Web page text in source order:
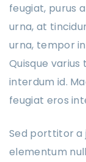
feugiat, purus
urna, at
urna, tempor
Quisque varius
interdum id.
feugiat eros
Sed porttitor a
elementum